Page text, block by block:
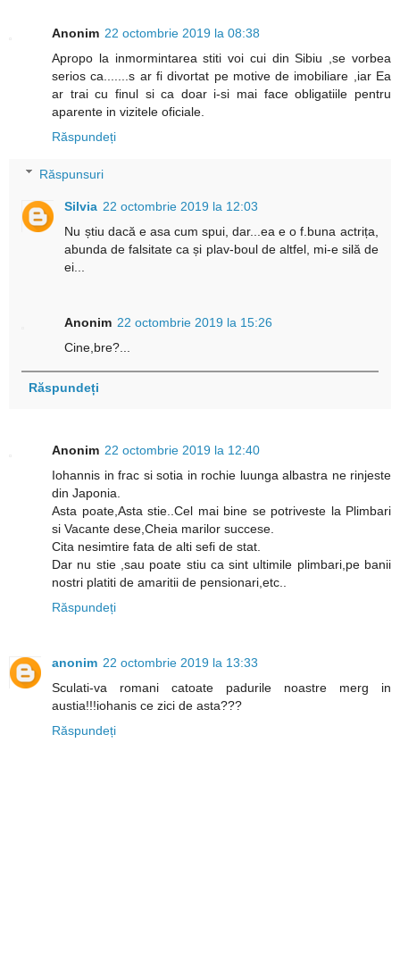
Anonim 22 octombrie 2019 la 08:38
Apropo la inmormintarea stiti voi cui din Sibiu ,se vorbea
serios ca.......s ar fi divortat pe motive de imobiliare ,iar Ea
ar trai cu finul si ca doar i-si mai face obligatiile pentru
aparente in vizitele oficiale.
Răspundeți
Răspunsuri
Silvia 22 octombrie 2019 la 12:03
Nu știu dacă e asa cum spui, dar...ea e o f.buna actrița,
abunda de falsitate ca și plav-boul de altfel, mi-e silă de
ei...
Anonim 22 octombrie 2019 la 15:26
Cine,bre?...
Răspundeți
Anonim 22 octombrie 2019 la 12:40
Iohannis in frac si sotia in rochie luunga albastra ne rinjeste
din Japonia.
Asta poate,Asta stie..Cel mai bine se potriveste la Plimbari
si Vacante dese,Cheia marilor succese.
Cita nesimtire fata de alti sefi de stat.
Dar nu stie ,sau poate stiu ca sint ultimile plimbari,pe banii
nostri platiti de amaritii de pensionari,etc..
Răspundeți
anonim 22 octombrie 2019 la 13:33
Sculati-va romani catoate padurile noastre merg in
austia!!!iohanis ce zici de asta???
Răspundeți